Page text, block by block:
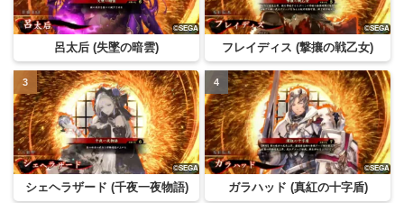
呂太后 (失墜の暗雲) フレイディス (撃攘の戦乙女)
シェヘラザード (千夜一夜物語) ガラハッド (真紅の十字盾)